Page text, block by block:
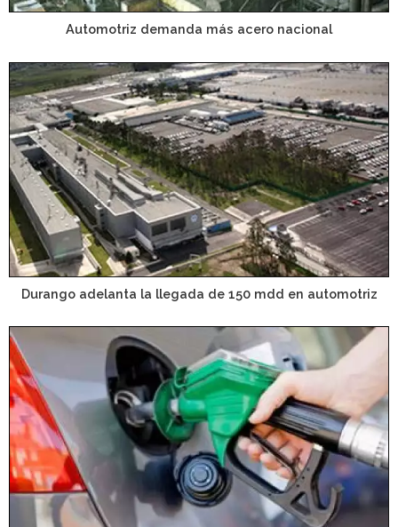
Automotriz demanda más acero nacional
Durango adelanta la llegada de 150 mdd en automotriz